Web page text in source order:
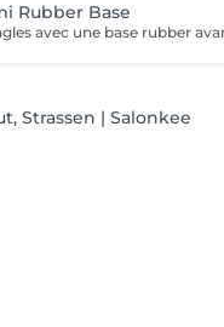
Rubber Base